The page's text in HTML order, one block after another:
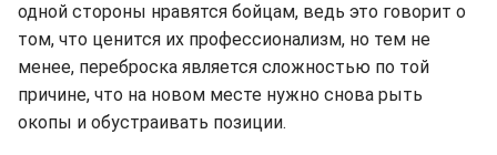
одной стороны нравятся бойцам, ведь это говорит о
том, что ценится их профессионализм, но тем не
менее, переброска является сложностью по той
причине, что на новом месте нужно снова рыть
окопы и обустраивать позиции.